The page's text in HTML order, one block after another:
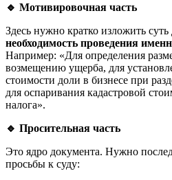
🔹 Мотивировочная часть
Здесь нужно кратко изложить суть
необходимость проведения
Например: «Для определения
возмещению ущерба, для
стоимости доли в бизнесе при
для оспаривания кадастровой
налога».
🔹 Просительная часть
Это ядро документа. Нужно
просьбы к суду: